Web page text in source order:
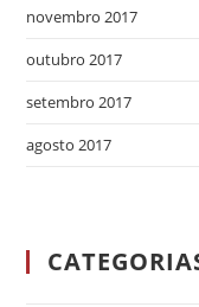
novembro 2017
outubro 2017
setembro 2017
agosto 2017